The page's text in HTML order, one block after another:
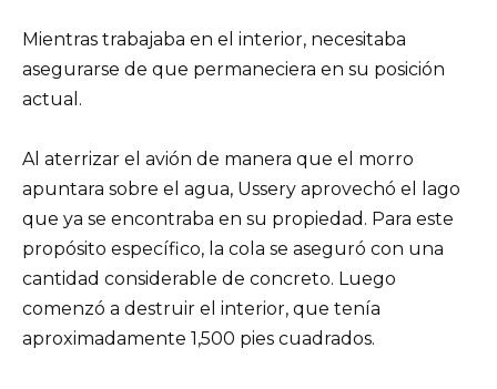
Mientras trabajaba en el interior, necesitaba
asegurarse de que permaneciera en su posición
actual.
Al aterrizar el avión de manera que el morro
apuntara sobre el agua, Ussery aprovechó el lago
que ya se encontraba en su propiedad. Para este
propósito específico, la cola se aseguró con una
cantidad considerable de concreto. Luego
comenzó a destruir el interior, que tenía
aproximadamente 1,500 pies cuadrados.